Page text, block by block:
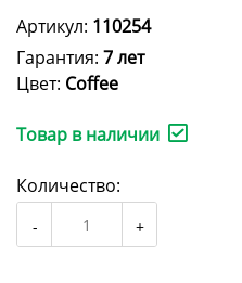
Артикул: 110254
Гарантия: 7 лет
Цвет: Coffee
Товар в наличии
Количество: